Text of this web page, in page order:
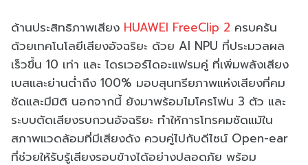
ด้านประสิทธิภาพเสียง HUAWEI FreeClip 2 ครบครัน
ด้วยเทคโนโลยีเสียงอัจฉริยะ ด้วย AI NPU ที่ประมวลผล
เร็วขึ้น 10 เท่า และ ไดรเวอร์ไดอะแฟรมคู่ ที่เพิ่มพลังเสียง
เบสและย่านต่ำถึง 100% มอบสุนทรียภาพแห่งเสียงที่คม
ชัดและมีมิติ นอกจากนี้ ยังมาพร้อมไมโครโฟน 3 ตัว และ
ระบบตัดเสียงรบกวนอัจฉริยะ ทำให้การโทรคมชัดแม้ใน
สภาพแวดล้อมที่มีเสียงดัง ควบคู่ไปกับดีไซน์ Open-ear
ที่ช่วยให้รับรู้เสียงรอบข้างได้อย่างปลอดภัย พร้อม